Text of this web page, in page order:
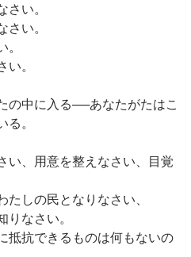
い。
い。
。
の中に入る──あなたがたはこ
。
い、用意を整えなさい、目覚
しの民となりなさい、
なさい。
抵抗できるものは何もないの